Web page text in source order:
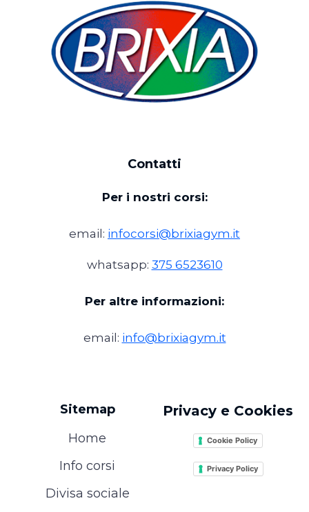
Contatti
Per i nostri corsi:
email: infocorsi@brixiagym.it
whatsapp: 375 6523610
Per altre informazioni:
email: info@brixiagym.it
Sitemap
Home
Info corsi
Divisa sociale
Privacy e Cookies
Cookie Policy
Privacy Policy